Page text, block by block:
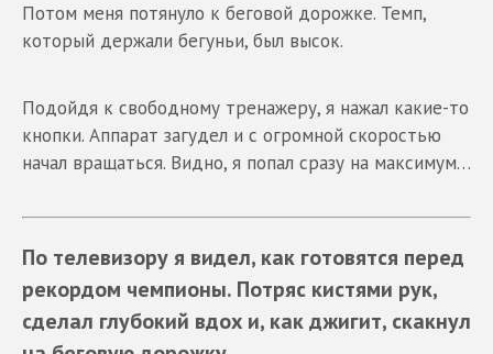
Потом меня потянуло к беговой дорожке. Темп,
который держали бегуньи, был высок.
Подойдя к свободному тренажеру, я нажал какие-то
кнопки. Аппарат загудел и с огромной скоростью
начал вращаться. Видно, я попал сразу на максимум…
По телевизору я видел, как готовятся перед
рекордом чемпионы. Потряс кистями рук,
сделал глубокий вдох и, как джигит, скакнул